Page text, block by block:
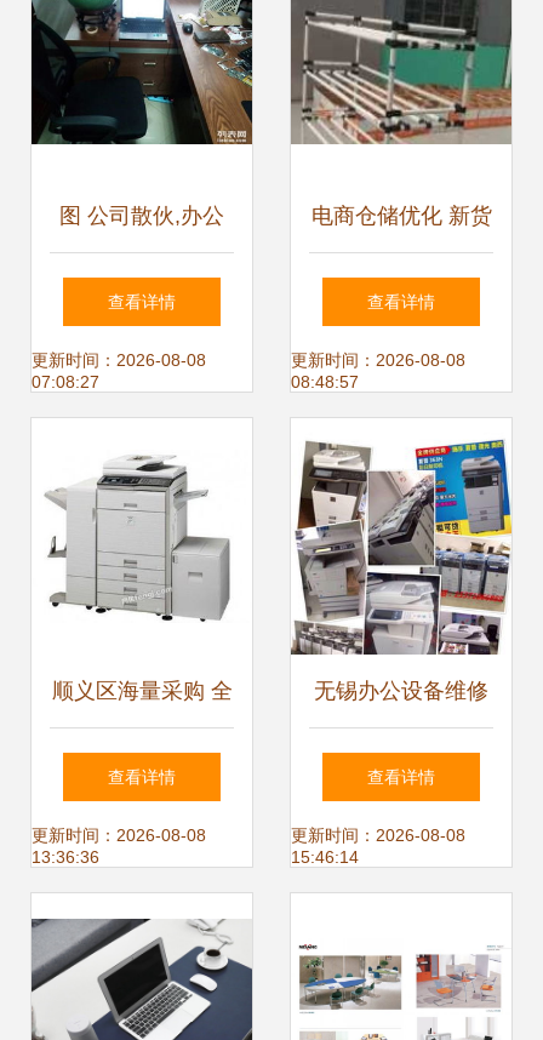
图 公司散伙,办公
用品全部甩卖4500
深圳办公用品
查看详情
更新时间：2026-08-08
07:08:27
电商仓储优化 新货
架与二手选择，兼
顾办公与电器存储
查看详情
更新时间：2026-08-08
08:48:57
顺义区海量采购 全
品类办公与通讯设
备需求公告
查看详情
更新时间：2026-08-08
13:36:36
无锡办公设备维修
守护企业高效运转
的隐形守护者
查看详情
更新时间：2026-08-08
15:46:14